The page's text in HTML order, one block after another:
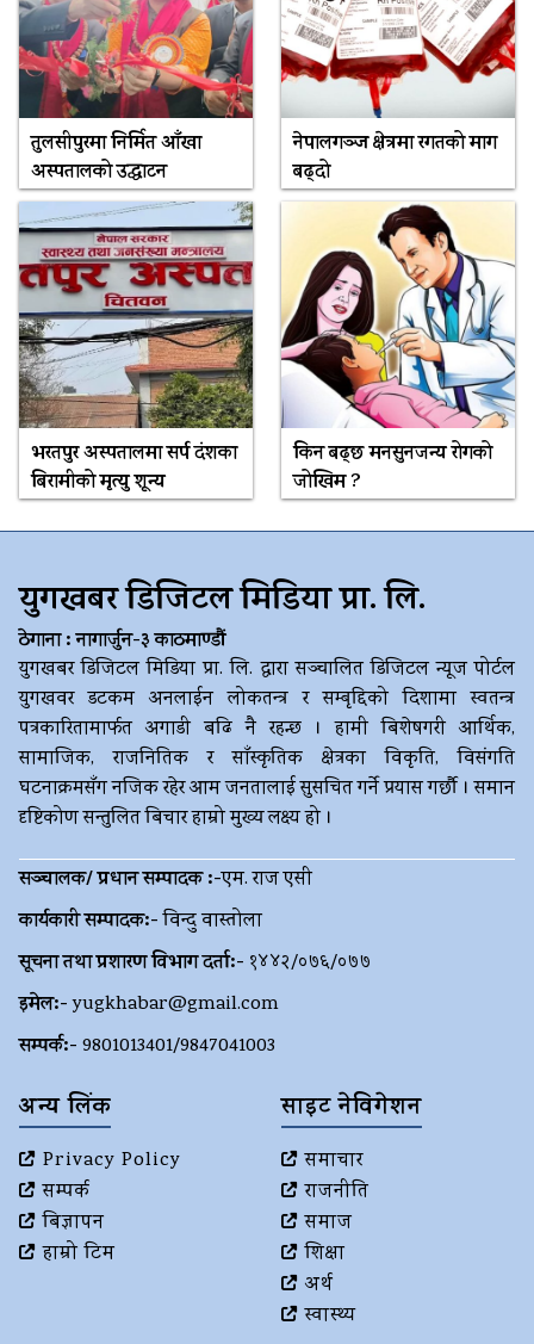
तुलसीपुरमा निर्मित आँखा
अस्पतालको उद्घाटन
नेपालगञ्ज क्षेत्रमा रगतको माग
बढ्दो
भरतपुर अस्पतालमा सर्प दंशका
बिरामीको मृत्यु शून्य
किन बढ्छ मनसुनजन्य रोगको
जोखिम ?
युगखबर डिजिटल मिडिया प्रा. लि.
ठेगाना : नागार्जुन-३ काठमाण्डौं
युगखबर डिजिटल मिडिया प्रा. लि. द्धारा सञ्चालित डिजिटल न्यूज पोर्टल
युगखवर डटकम अनलाईन लोकतन्त्र र सम्बृद्दिको दिशामा स्वतन्त्र
पत्रकारितामार्फत अगाडी बढि नै रहन्छ । हामी बिशेषगरी आर्थिक,
सामाजिक, राजनितिक र साँस्कृतिक क्षेत्रका विकृति, विसंगति
घटनाक्रमसँग नजिक रहेर आम जनतालाई सुसचित गर्ने प्रयास गर्छौ । समान
दृष्टिकोण सन्तुलित बिचार हाम्रो मुख्य लक्ष्य हो ।
सञ्चालक/ प्रधान सम्पादक :-एम. राज एसी
कार्यकारी सम्पादक:-विन्दु वास्तोला
सूचना तथा प्रशारण विभाग दर्ता:- १४४२/०७६/०७७
इमेल:- yugkhabar@gmail.com
सम्पर्क:- 9801013401/9847041003
अन्य लिंक
Privacy Policy
सम्पर्क
बिज्ञापन
हाम्रो टिम
साइट नेविगेशन
समाचार
राजनीति
समाज
शिक्षा
अर्थ
स्वास्थ्य